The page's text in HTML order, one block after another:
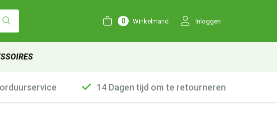
0 Winkelmand Inloggen
14 Dagen tijd om te retourneren